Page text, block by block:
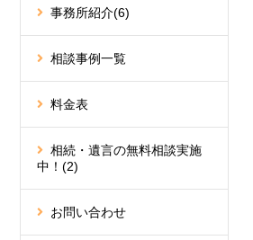
事務所紹介(6)
相談事例一覧
料金表
相続・遺言の無料相談実施
中！ (2)
お問い合わせ